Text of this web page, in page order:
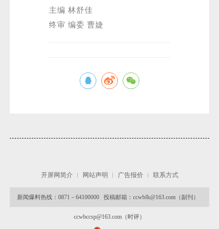
主编 林舒佳
终审 编委 曹婕
开屏网简介 网站声明 广告报价 联系方式
新闻爆料热线：0871－64100000 投稿邮箱：ccwbfk@163.com（副刊）
ccwbccsp@163.com（时评）